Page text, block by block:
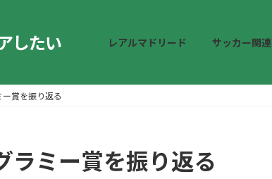
したい レアルマドリード サッカー関連
賞を振り返る
ラミー賞を振り返る